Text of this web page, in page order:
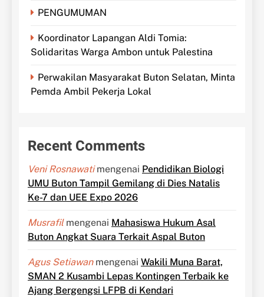
PENGUMUMAN
Koordinator Lapangan Aldi Tomia:
Solidaritas Warga Ambon untuk Palestina
Perwakilan Masyarakat Buton Selatan, Minta
Pemda Ambil Pekerja Lokal
Recent Comments
Veni Rosnawatimengenai Pendidikan Biologi
UMU Buton Tampil Gemilang di Dies Natalis
Ke-7 dan UEE Expo 2026
Musrafilmengenai Mahasiswa Hukum Asal
Buton Angkat Suara Terkait Aspal Buton
Agus Setiawanmengenai Wakili Muna Barat,
SMAN 2 Kusambi Lepas Kontingen Terbaik ke
Ajang Bergengsi LFPB di Kendari